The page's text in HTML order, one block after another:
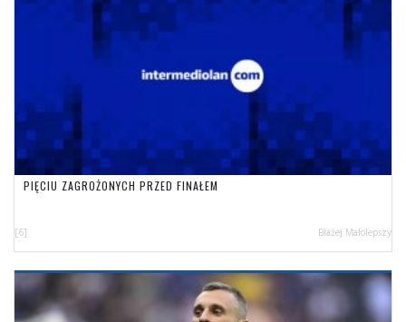
PIĘCIU ZAGROŻONYCH PRZED FINAŁEM
[6] Błażej Małolepszy